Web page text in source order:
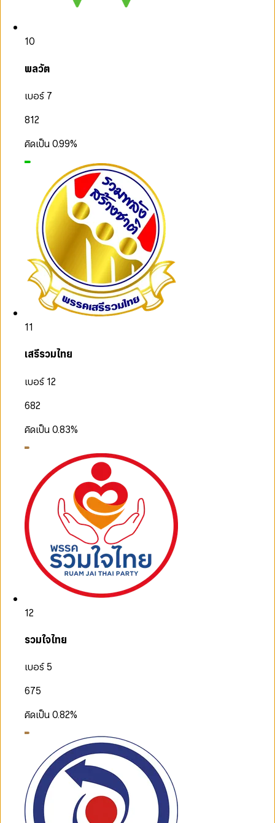
10
พลวัต
เบอร์ 7
812
คิดเป็น0.99%
11
เสรีรวมไทย
เบอร์ 12
682
คิดเป็น0.83%
12
รวมใจไทย
เบอร์ 5
675
คิดเป็น0.82%